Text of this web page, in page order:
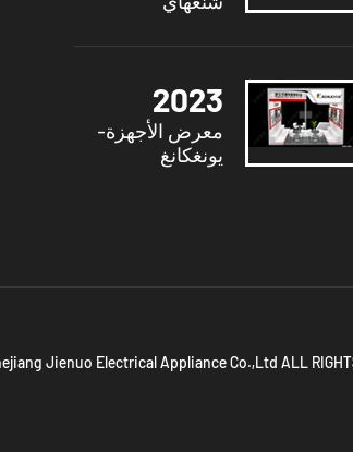
2023
معرض الأجهزة-
يونغكانغ
Jienuo Electrical Appliance Co.,Ltd ALL